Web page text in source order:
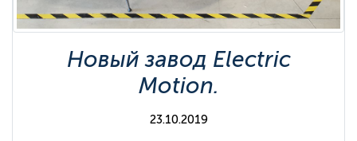
Новый завод Electric
Motion.
23.10.2019